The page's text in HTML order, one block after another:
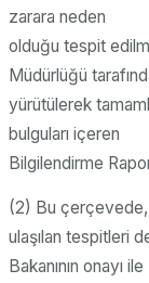
zarara neden
olduğu tespit
Müdürlüğü
yürütülerek
bulguları içeren
Bilgilendirme
(2) Bu
ulaşılan tespitleri
Bakanının onayı ile